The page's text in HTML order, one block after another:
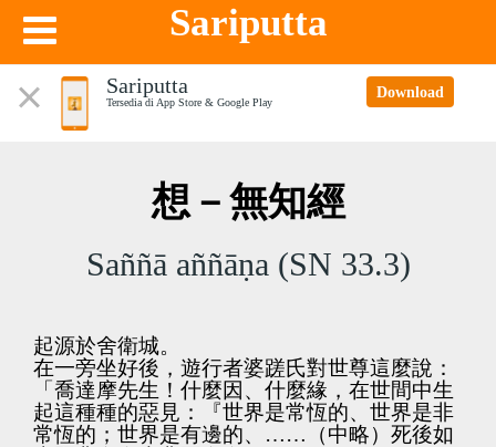
Sariputta
Sariputta
Tersedia di App Store & Google Play
Download
想－無知經
Saññā aññāṇa (SN 33.3)
起源於舍衛城。
在一旁坐好後，遊行者婆蹉氏對世尊這麼說：
「喬達摩先生！什麼因、什麼緣，在世間中生
起這種種的惡見：『世界是常恆的、世界是非
常恆的；世界是有邊的、……（中略）死後如